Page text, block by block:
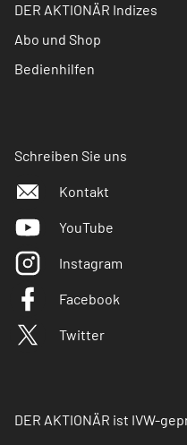
DER AKTIONÄR Indizes
Abo und Shop
Bedienhilfen
Schreiben Sie uns
Kontakt
YouTube
Instagram
Facebook
Twitter
DER AKTIONÄR ist IVW-